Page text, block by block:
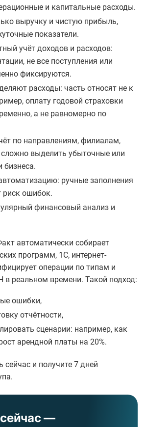
и капитальные расходы.
выручку и чистую прибыль,
показатели.
учёт доходов и расходов:
не все поступления или
фиксируются.
расходы: часть относят не к
оплату годовой страховки
а не равномерно по
по направлениям, филиалам,
выделить убыточные или
бизнеса.
ручные заполнения
ошибок.
финансовый анализ и
автоматически собирает
программ, 1С, интернет-
операции по типам и
в реальном времени. Такой подход:
ошибки,
отчётности,
сценарии: например, как
арендной платы на 20%.
сейчас и получите 7 дней
—